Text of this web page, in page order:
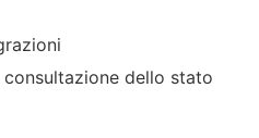
dello stato